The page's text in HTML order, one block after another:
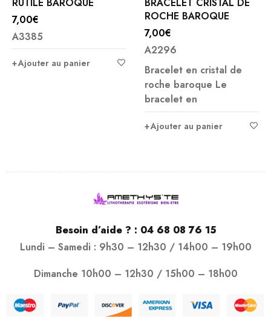
7,00€
A3385
Ajouter au panier
ROCHE BAROQUE
7,00€
A2296
Bracelet en cristal de
roche baroque Le
bracelet en
Ajouter au panier
Besoin d’aide ? : 04 68 08 76 15
Lundi – Samedi : 9h30 – 12h30 / 14h00 – 19h00
Dimanche 10h00 – 12h30 / 15h00 – 18h00